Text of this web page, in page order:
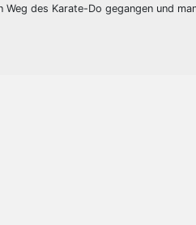
des Karate-Do gegangen und